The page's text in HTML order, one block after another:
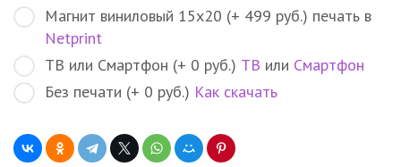
Магнит виниловый 15х20 (+ 499 руб.) печать в
Netprint
ТВ или Смартфон (+ 0 руб.) ТВ или Смартфон
Без печати (+ 0 руб.) Как скачать